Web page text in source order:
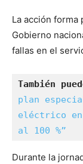
La acción
Gobierno
fallas en el
También
plan
eléctrico
al 100 %”
Durante la